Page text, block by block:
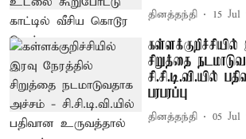
தினத்தந்தி 15 Jul
கள்ளக்குறிச்சியில்
சிறுத்தை
சி.சி.டி.வி.யில்
பரபரப்பு
தினத்தந்தி 05 Jul